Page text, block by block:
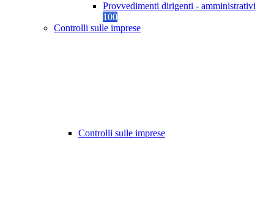
Provvedimenti dirigenti - amministrativi
100
Controlli sulle imprese
Controlli sulle imprese